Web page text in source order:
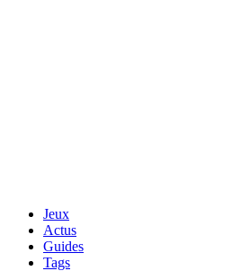
Jeux
Actus
Guides
Tags